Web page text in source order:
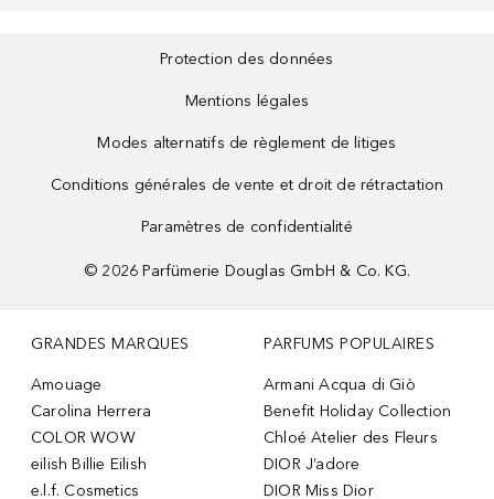
Protection des données
Mentions légales
Modes alternatifs de règlement de litiges
Conditions générales de vente et droit de rétractation
Paramètres de confidentialité
© 2026 Parfümerie Douglas GmbH & Co. KG.
GRANDES MARQUES
Amouage
Carolina Herrera
COLOR WOW
eilish Billie Eilish
e.l.f. Cosmetics
PARFUMS POPULAIRES
Armani Acqua di Giò
Benefit Holiday Collection
Chloé Atelier des Fleurs
DIOR J’adore
DIOR Miss Dior